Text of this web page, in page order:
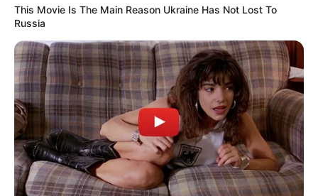
Andrea Méndez, directora de Tránsito Bucaramanga,
aseguró queambas personas, tanto la conductora como
This Movie Is The Main Reason Ukraine Has Not Lost To
Russia